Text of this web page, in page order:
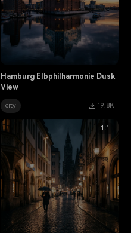
Hamburg Elbphilharmonie Dusk
View
city
19.8K
1:1